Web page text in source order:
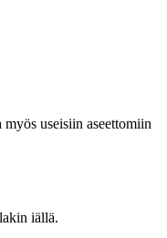
useisiin aseettomiin
iällä.